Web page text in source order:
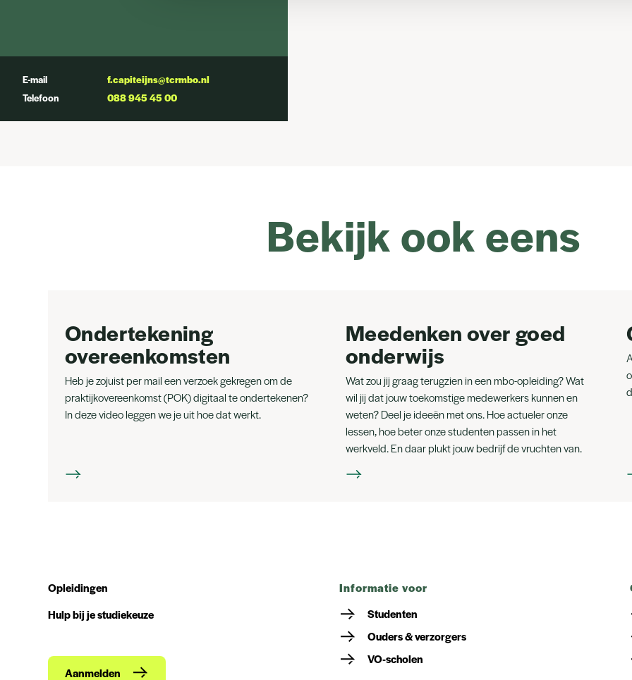
E-mail
f.capiteijns@tcrmbo.nl
Telefoon
088 945 45 00
Bekijk ook eens
Ondertekening
overeenkomsten
Heb je zojuist per mail een verzoek gekregen om de
praktijkovereenkomst (POK) digitaal te ondertekenen?
In deze video leggen we je uit hoe dat werkt.
Meedenken over goed
onderwijs
Wat zou jij graag terugzien in een mbo-opleiding? Wat
wil jij dat jouw toekomstige medewerkers kunnen en
weten? Deel je ideeën met ons. Hoe actueler onze
lessen, hoe beter onze studenten passen in het
werkveld. En daar plukt jouw bedrijf de vruchten van.
Opleidingen
Hulp bij je studiekeuze
Aanmelden
informatie voor
Studenten
Ouders & verzorgers
VO-scholen